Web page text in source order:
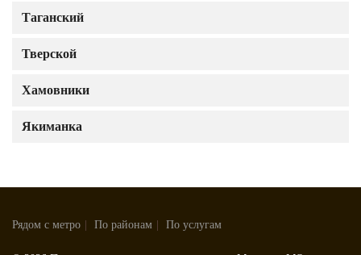
Таганский
Тверской
Хамовники
Якиманка
Рядом с метро По районам По услугам